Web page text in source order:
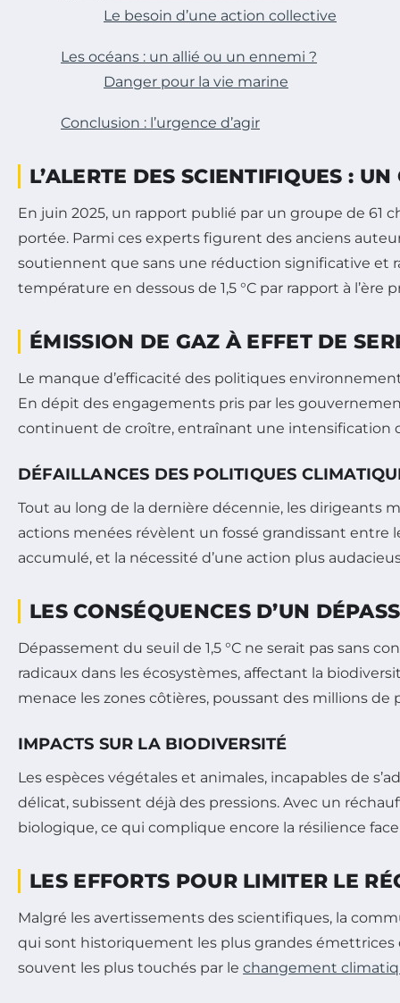
Le besoin d’une action collective
Les océans : un allié ou un ennemi ?
Danger pour la vie marine
Conclusion : l’urgence d’agir
L’ALERTE DES SCIENTIFIQUES :
En juin 2025, un rapport publié par un groupe de 61
portée. Parmi ces experts figurent des anciens
soutiennent que sans une réduction significative et
température en dessous de 1,5 °C par rapport à l’ère
ÉMISSION DE GAZ À EFFET DE
Le manque d’efficacité des politiques
En dépit des engagements pris par les
continuent de croître, entraînant une intensification
DÉFAILLANCES DES POLITIQUES
Tout au long de la dernière décennie, les dirigeants
actions menées révèlent un fossé grandissant entre
accumulé, et la nécessité d’une action plus
LES CONSÉQUENCES D’UN
Dépassement du seuil de 1,5 °C ne serait pas sans
radicaux dans les écosystèmes, affectant la
menace les zones côtières, poussant des millions de
IMPACTS SUR LA BIODIVERSITÉ
Les espèces végétales et animales, incapables de
délicat, subissent déjà des pressions. Avec un
biologique, ce qui complique encore la résilience
LES EFFORTS POUR LIMITER LE
Malgré les avertissements des scientifiques, la
qui sont historiquement les plus grandes émettrices
souvent les plus touchés par le changement